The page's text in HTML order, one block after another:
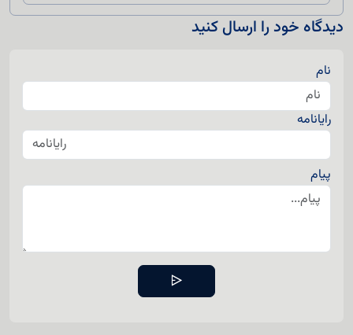
دیدگاه خود را ارسال کنید
نام
رایانامه
پیام